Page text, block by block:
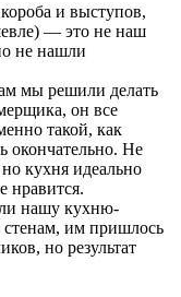
и выступов,
— это не наш
не нашли
мы решили делать
он все
такой, как
окончательно. Не
кухня идеально
нравится.
нашу кухню-
им пришлось
но результат